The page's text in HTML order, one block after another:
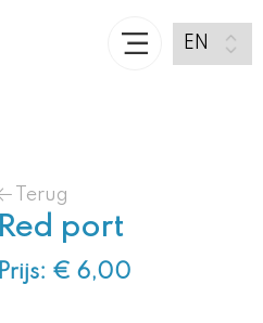
Terug
Red port
Prijs: € 6,00